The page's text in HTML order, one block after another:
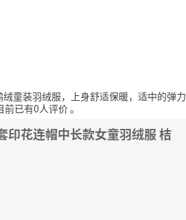
童装羽绒服，上身舒适保暖，适中的弹力
前已有0人评价。
花连帽中长款女童羽绒服 桔